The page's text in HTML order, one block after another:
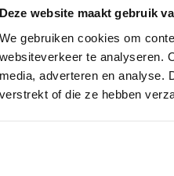
Deze website maakt gebruik
We gebruiken cookies om
websiteverkeer te analyseren.
media, adverteren en analyse.
verstrekt of die ze hebben
altijd alleen in combinatie
abonnementen. Planten
altijd in topconditie. Is
was deze plant onder onze